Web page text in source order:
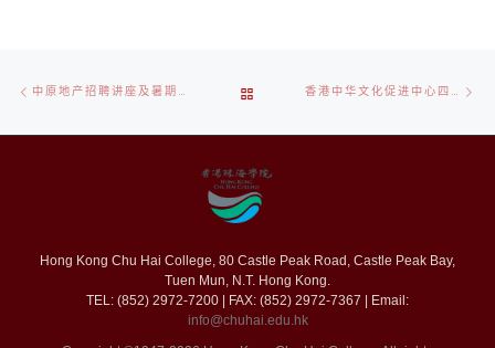
章
篇
中原地产招聘讲座及暑期实习计划介绍 (8 APR 2025)
回
文
列
表
篇
香港中华文化促进中心四十周年庆典文艺晚会
Hong Kong Chu Hai College, 80 Castle Peak Road, Castle Peak Bay,
Tuen Mun, N.T. Hong Kong.
TEL: (852) 2972-7200 | FAX: (852) 2972-7367 | Email:
info@chuhai.edu.hk